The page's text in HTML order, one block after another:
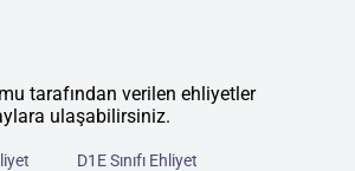
tarafından verilen ehliyetler
ulaşabilirsiniz.
D1E Sınıfı Ehliyet